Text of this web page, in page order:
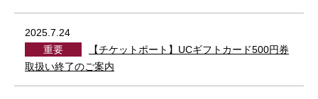
2025.7.24
重要
【チケットポート】UCギフトカード500円券
取扱い終了のご案内